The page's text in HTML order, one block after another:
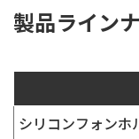
製品ライン
シリコンフォン